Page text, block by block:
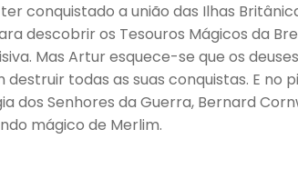
conquistado a união das Ilhas
descobrir os Tesouros Mágicos da
Mas Artur esquece-se que os
todas as suas conquistas. E no
Senhores da Guerra, Bernard
mágico de Merlim.